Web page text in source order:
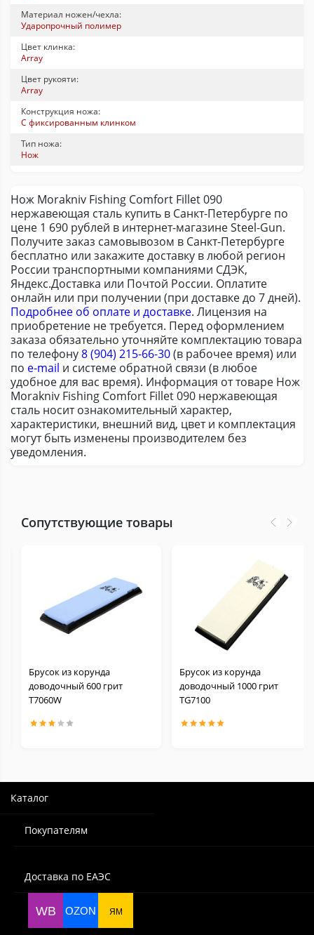
Материал ножен/чехла:
Ударопрочный полимер
Цвет клинка:
Array
Цвет рукояти:
Array
Конструкция ножа:
С фиксированным клинком
Тип ножа:
Нож
Нож Morakniv Fishing Comfort Fillet 090
нержавеющая сталь купить в Санкт-Петербурге по
цене 1 690 рублей в интернет-магазине Steel-Gun.
Получите заказ самовывозом в Санкт-Петербурге
бесплатно или закажите доставку в любой регион
России транспортными компаниями СДЭК,
Яндекс.Доставка или Почтой России. Оплатите
онлайн или при получении (при доставке до 7 дней).
Подробнее об оплате и доставке. Лицензия на
приобретение не требуется. Перед оформлением
заказа обязательно уточняйте комплектацию товара
по телефону8 (904) 215-66-30(в рабочее время) или
по e-mail и системе обратной связи (в любое
удобное для вас время). Информация от товаре Нож
Morakniv Fishing Comfort Fillet 090 нержавеющая
сталь носит ознакомительный характер,
характеристики, внешний вид, цвет и комплектация
могут быть изменены производителем без
уведомления.
Сопутствующие товары
Брусок из корунда
доводочный 600 грит
Т7060W
Брусок из корунда
доводочный 1000 грит
TG7100
Каталог
Покупателям
Доставка по ЕАЭС
WB OZON ЯМ